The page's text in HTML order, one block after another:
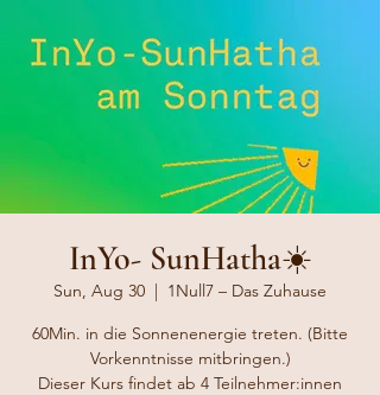
InYo- SunHatha☀️
Sun, Aug 30
  |
1Null7 – Das Zuhause
60Min. in die Sonnenenergie treten. (Bitte
Vorkenntnisse mitbringen.)
Dieser Kurs findet ab 4 Teilnehmer:innen